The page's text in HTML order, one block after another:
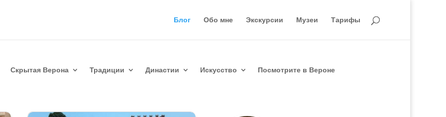
Блог Обо мне Экскурсии Музеи Тарифы
Скрытая Верона Традиции Династии Искусство Посмотрите в Вероне